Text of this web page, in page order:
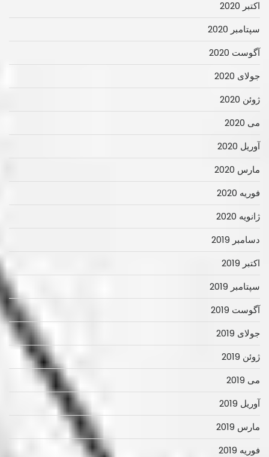
اکتبر 2020
سپتامبر 2020
آگوست 2020
جولای 2020
ژوئن 2020
می 2020
آوریل 2020
مارس 2020
فوریه 2020
ژانویه 2020
دسامبر 2019
اکتبر 2019
سپتامبر 2019
آگوست 2019
جولای 2019
ژوئن 2019
می 2019
آوریل 2019
مارس 2019
فوریه 2019